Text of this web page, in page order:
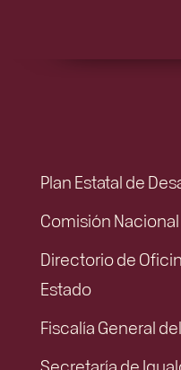
Plan Estatal de
Comisión
Directorio de
Estado
Fiscalía General
Secretaría de